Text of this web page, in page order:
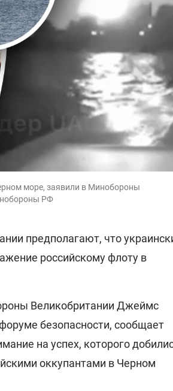
море, заявили в Минобороны
РФ
предполагают, что
российскому флоту в
Великобритании Джеймс
безопасности, сообщает
на успех, которого
оккупантами в Черном